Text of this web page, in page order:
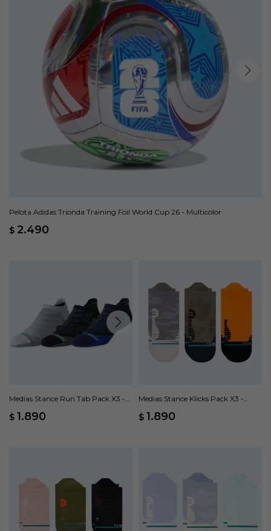
Pelota Adidas Trionda Training Foil World Cup 26 - Multicolor
$ 2.490
Medias Stance Run Tab Pack X3 -
$ 1.890
Medias Stance Klicks Pack X3 -
$ 1.890